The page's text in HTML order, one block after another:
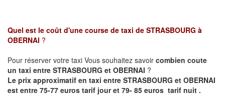
Quel est le coût d'une course de taxi de STRASBOURG à
OBERNAI ?
Pour réserver votre taxi Vous souhaitez savoir combien coute
un taxi entre STRASBOURG et OBERNAI ?
Le prix approximatif en taxi entre STRASBOURG et OBERNAI
est entre 75-77 euros tarif jour et 79- 85 euros tarif nuit .